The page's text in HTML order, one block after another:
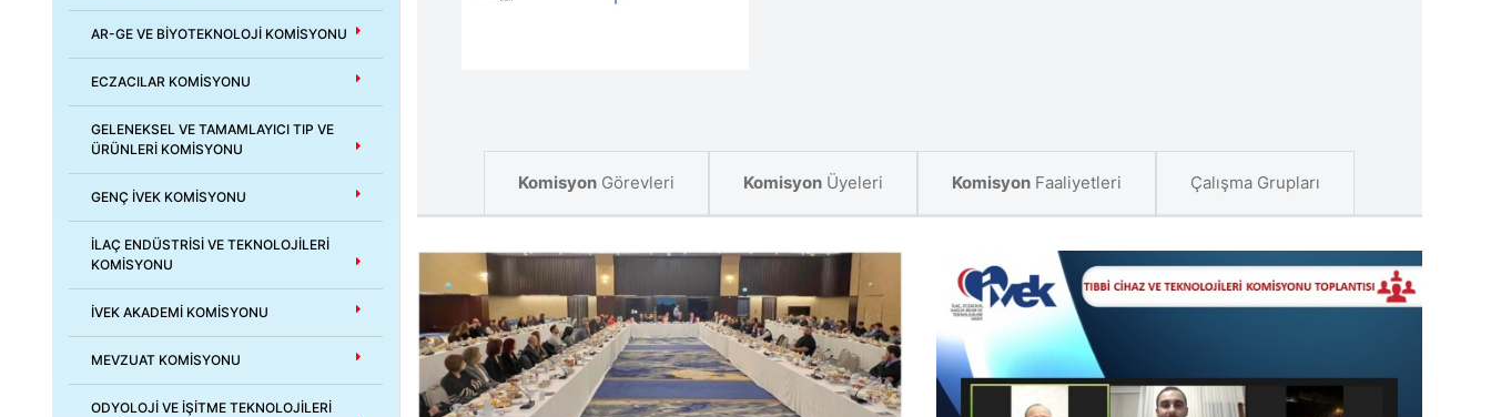
AR-GE VE BİYOTEKNOLOJİ KOMİSYONU
ECZACILAR KOMİSYONU
GELENEKSEL VE TAMAMLAYICI TIP VE
ÜRÜNLERİ KOMİSYONU
GENÇ İVEK KOMİSYONU
İLAÇ ENDÜSTRİSİ VE TEKNOLOJİLERİ
KOMİSYONU
İVEK AKADEMİ KOMİSYONU
MEVZUAT KOMİSYONU
ODYOLOJİ VE İŞİTME TEKNOLOJİLERİ
Komisyon Görevleri Komisyon Üyeleri Komisyon Faaliyetleri Çalışma Grupları